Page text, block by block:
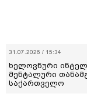
31.07.2026 / 15:34
ხელოვნური
მენტალური
საქართველო